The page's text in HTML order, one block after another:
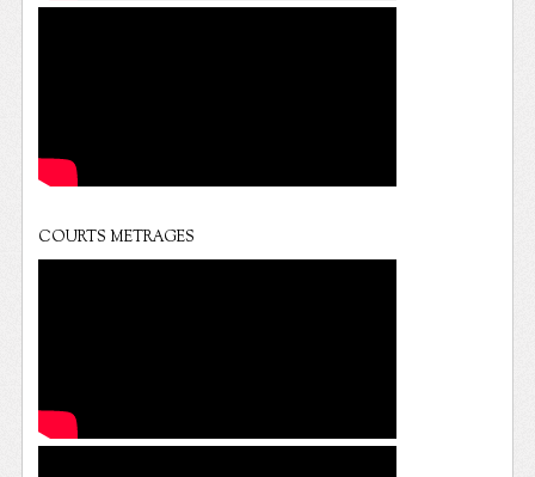
COURTS METRAGES